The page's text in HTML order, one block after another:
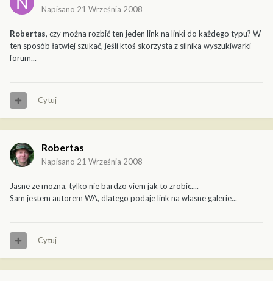
Napisano 21 Września 2008
Robertas, czy można rozbić ten jeden link na linki do każdego typu? W
ten sposób łatwiej szukać, jeśli ktoś skorzysta z silnika wyszukiwarki
forum...
Cytuj
Robertas
Napisano 21 Września 2008
Jasne ze mozna, tylko nie bardzo viem jak to zrobic....
Sam jestem autorem WA, dlatego podaje link na wlasne galerie...
Cytuj